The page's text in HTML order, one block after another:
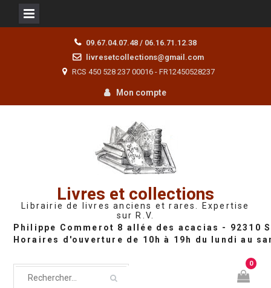
09.67.04.07.48 / 06.16.71.12.38
livresetcollections@gmail.com
RCS 450 528 237 00016 - FR12450528237
Mon compte
Livres et collections
Librairie de livres anciens et rares. Expertise
sur R.V.
0